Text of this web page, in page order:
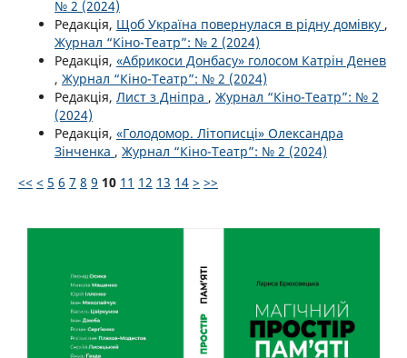
№ 2 (2024)
Редакція, Щоб Україна повернулася в рідну домівку ,
Журнал “Кіно-Театр”: № 2 (2024)
Редакція, «Абрикоси Донбасу» голосом Катрін Денев
, Журнал “Кіно-Театр”: № 2 (2024)
Редакція, Лист з Дніпра , Журнал “Кіно-Театр”: № 2
(2024)
Редакція, «Голодомор. Літописці» Олександра
Зінченка , Журнал “Кіно-Театр”: № 2 (2024)
<< < 5 6 7 8 9 10 11 12 13 14 > >>